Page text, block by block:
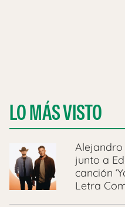
LO MÁS VISTO
junto a
canción
Letra